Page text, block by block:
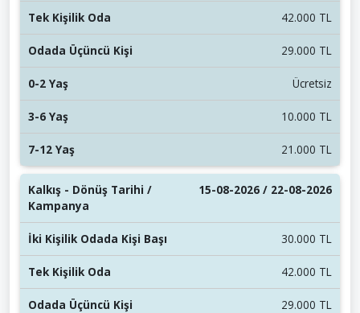
42.000 TL
29.000 TL
Ücretsiz
10.000 TL
21.000 TL
15-08-2026 / 22-08-2026
30.000 TL
42.000 TL
29.000 TL